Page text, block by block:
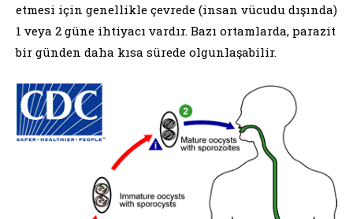
etmesi için genellikle çevrede (insan vücudu dışında)
1 veya 2 güne ihtiyacı vardır. Bazı ortamlarda, parazit
bir günden daha kısa sürede olgunlaşabilir.